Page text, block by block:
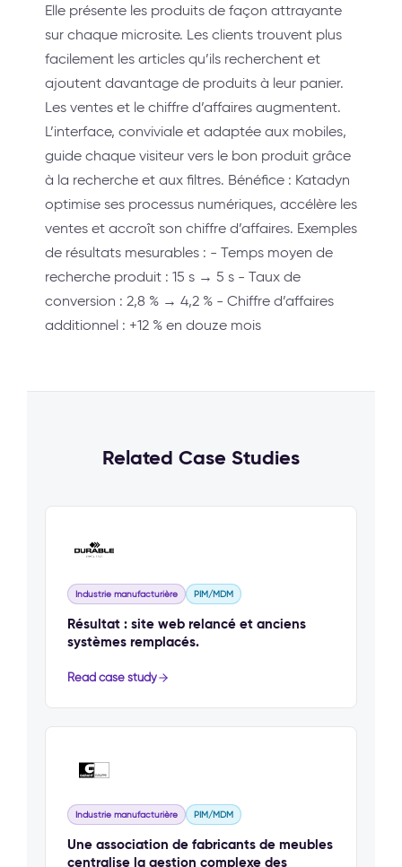
Elle présente les produits de façon attrayante
sur chaque microsite. Les clients trouvent plus
facilement les articles qu’ils recherchent et
ajoutent davantage de produits à leur panier.
Les ventes et le chiffre d’affaires augmentent.
L’interface, conviviale et adaptée aux mobiles,
guide chaque visiteur vers le bon produit grâce
à la recherche et aux filtres. Bénéfice : Katadyn
optimise ses processus numériques, accélère les
ventes et accroît son chiffre d’affaires. Exemples
de résultats mesurables : - Temps moyen de
recherche produit : 15 s → 5 s - Taux de
conversion : 2,8 % → 4,2 % - Chiffre d’affaires
additionnel : +12 % en douze mois
Related Case Studies
Industrie manufacturière PIM/MDM
Résultat : site web relancé et anciens
systèmes remplacés.
Read case study
Industrie manufacturière PIM/MDM
Une association de fabricants de meubles
centralise la gestion complexe des